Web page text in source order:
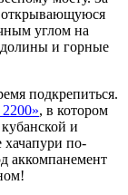
открывающуюся
углом на
и горные
подкрепиться.
, в котором
и
хачапури по-
аккомпанемент